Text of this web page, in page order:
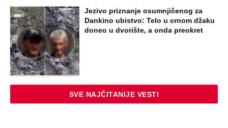
Jezivo priznanje osumnjičenog za
Dankino ubistvo: Telo u crnom džaku
doneo u dvorište, a onda preokret
SVE NAJČITANIJE VESTI